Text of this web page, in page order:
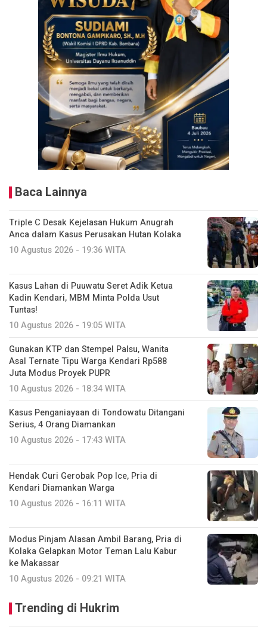
Baca Lainnya
Triple C Desak Kejelasan Hukum Anugrah
Anca dalam Kasus Perusakan Hutan Kolaka
10 Agustus 2026 - 19:36 WITA
Kasus Lahan di Puuwatu Seret Adik Ketua
Kadin Kendari, MBM Minta Polda Usut
Tuntas!
10 Agustus 2026 - 19:05 WITA
Gunakan KTP dan Stempel Palsu, Wanita
Asal Ternate Tipu Warga Kendari Rp588
Juta Modus Proyek PUPR
10 Agustus 2026 - 18:34 WITA
Kasus Penganiayaan di Tondowatu Ditangani
Serius, 4 Orang Diamankan
10 Agustus 2026 - 17:43 WITA
Hendak Curi Gerobak Pop Ice, Pria di
Kendari Diamankan Warga
10 Agustus 2026 - 16:11 WITA
Modus Pinjam Alasan Ambil Barang, Pria di
Kolaka Gelapkan Motor Teman Lalu Kabur
ke Makassar
10 Agustus 2026 - 09:21 WITA
Trending di Hukrim